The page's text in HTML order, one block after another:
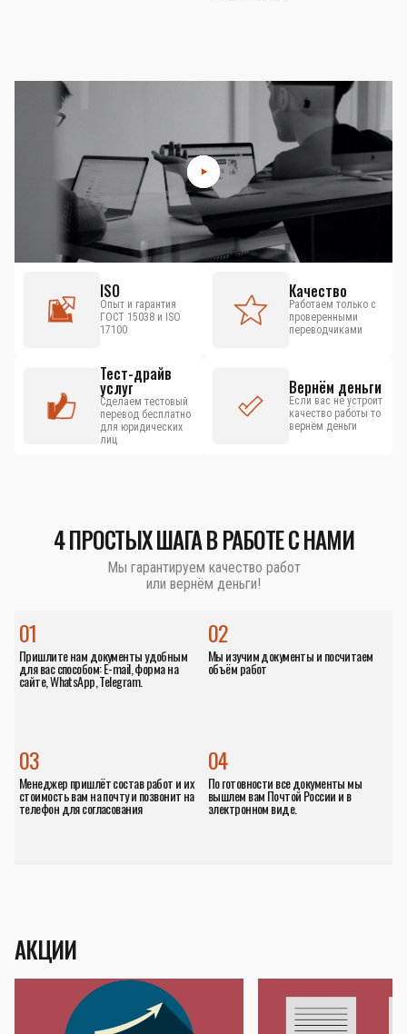
ISO
Опыт и гарантия
ГОСТ 15038 и ISO
17100
Качество
Работаем только с
проверенными
переводчиками
Тест-драйв
услуг
Сделаем тестовый
перевод бесплатно
для юридических
лиц
Вернём деньги
Если вас не устроит
качество работы то
вернём деньги
4 ПРОСТЫХ ШАГА В РАБОТЕ С НАМИ
Мы гарантируем качество работ
или вернём деньги!
01
Пришлите нам документы удобным
для вас способом: E-mail, форма на
сайте, WhatsApp, Telegram.
02
Мы изучим документы и посчитаем
объём работ
04
По готовности все документы мы
вышлем вам Почтой России и в
электронном виде.
03
Менеджер пришлёт состав работ и их
стоимость вам на почту и позвонит на
телефон для согласования
АКЦИИ